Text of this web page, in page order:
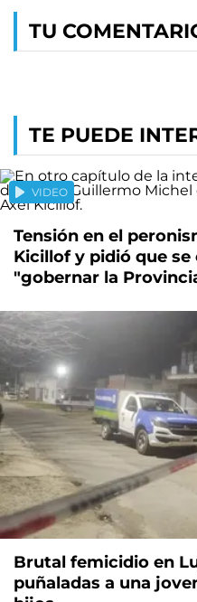
TU
TE PUEDE
VIDEO
Tensión en el
Kicillof y pidió que
"gobernar la
Brutal femicidio en
puñaladas a una